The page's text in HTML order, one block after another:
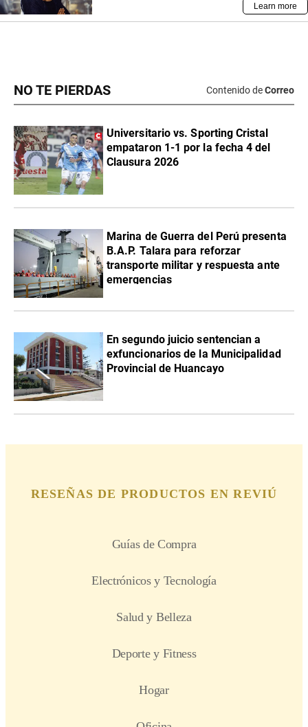
NO TE PIERDAS Contenido deCorreo
Universitario vs. Sporting Cristal
empataron 1-1 por la fecha 4 del
Clausura 2026
Marina de Guerra del Perú presenta
B.A.P. Talara para reforzar
transporte militar y respuesta ante
emergencias
En segundo juicio sentencian a
exfuncionarios de la Municipalidad
Provincial de Huancayo